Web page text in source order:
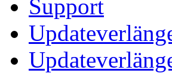
Support